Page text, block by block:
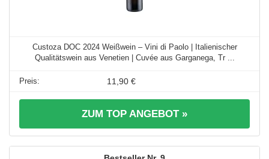
Custoza DOC 2024 Weißwein – Vini di Paolo | Italienischer
Qualitätswein aus Venetien | Cuvée aus Garganega, Tr ...
11,90 €
ZUM TOP ANGEBOT »